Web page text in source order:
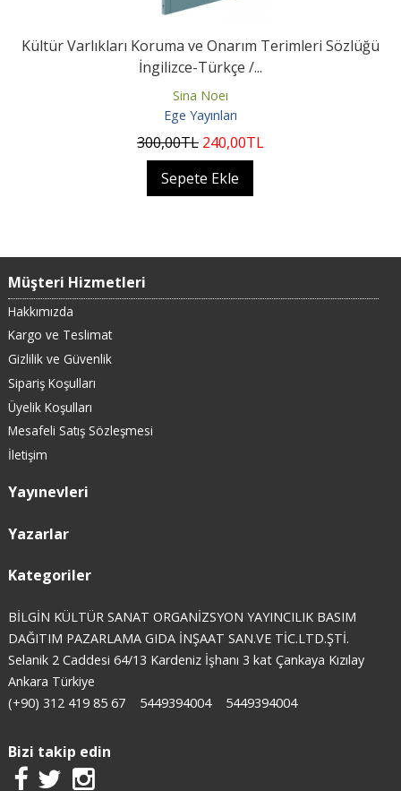
Kültür Varlıkları Koruma ve Onarım Terimleri Sözlüğü
İngilizce-Türkçe /...
Sina Noeı
Ege Yayınları
300,00TL 240,00TL
Sepete Ekle
Müşteri Hizmetleri
Hakkımızda
Kargo ve Teslimat
Gizlilik ve Güvenlik
Sipariş Koşulları
Üyelik Koşulları
Mesafeli Satış Sözleşmesi
İletişim
Yayınevleri
Yazarlar
Kategoriler
BİLGİN KÜLTÜR SANAT ORGANİZSYON YAYINCILIK BASIM
DAĞITIM PAZARLAMA GIDA İNŞAAT SAN.VE TİC.LTD.ŞTİ.
Selanik 2 Caddesi 64/13 Kardeniz İşhanı 3 kat Çankaya Kızılay
Ankara Türkiye
(+90) 312 419 85 67
5449394004 5449394004
Bizi takip edin